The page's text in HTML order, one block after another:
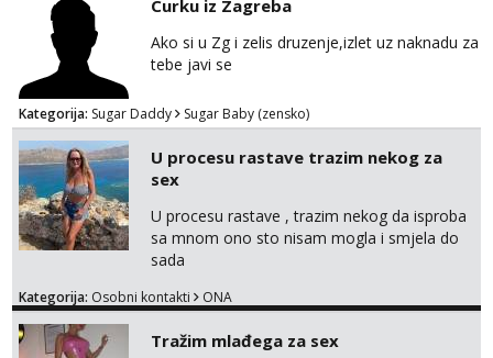
Curku iz Zagreba
Ako si u Zg i zelis druzenje,izlet uz naknadu za
tebe javi se
Kategorija: Sugar Daddy Sugar Baby (zensko)
U procesu rastave trazim nekog za
sex
U procesu rastave , trazim nekog da isproba
sa mnom ono sto nisam mogla i smjela do
sada
Kategorija: Osobni kontakti ONA
Tražim mlađega za sex